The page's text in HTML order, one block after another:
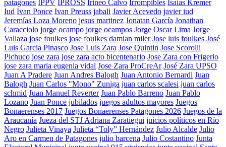
patagones IPPV IPROSS Irineo Calvo Irrompibles Isaías Kremer
Iud Ivan Ponce Ivan Preuss jabali Javier Acevedo javier iud
Jeremías Loza Moreno jesus martinez Jonatan García Jonathan
Caracciolo jorge ocampo jorge ocampos Jorge Oscar Lima Jorge
Vallaza jose foulkes jose foulkes damian miler Jose luis foulkes José
Luis Garcia Pinasco Jose Luis Zara Jose Quintin Jose Scorolli
Pichuco jose zara jose zara acto bicentenario Jose Zara con Frigerio
jose zara maria eugenia vidal Jose Zara ProCreAr José Zara UPSO
Juan A Pradere Juan Andres Balogh Juan Antonio Bernardi Juan
Balogh Juan Carlos "Mono" Zuniga juan carlos scalesi juan carlos
schmid Juan Manuel Reverter Juan Pablo Barreno Juan Pablo
Lozano Juan Ponce jubilados juegos adultos mayores Juegos
Bonaerenses 2017 Juegos Bonaerenses Patagones 2026 Juegos de la
Araucanía Jueza del STJ Adriana Zaratiegui juicios políticos en Río
Negro Julieta Vinaya Julieta “Toly” Hernández Julio Alcalde Julio
Aro en Carmen de Patagones julio barcena Julio Costantino Junta